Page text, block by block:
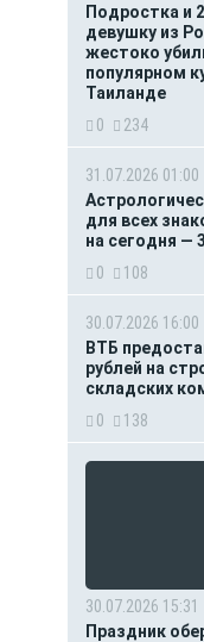
Подростка и
девушку из
жестоко
популярном
Таиланде
0
234
31.07.2026 01:00
для всех
на сегодня —
0
108
30.07.2026 16:00
ВТБ
рублей на
складских
0
138
30.07.2026 15:31
Праздник